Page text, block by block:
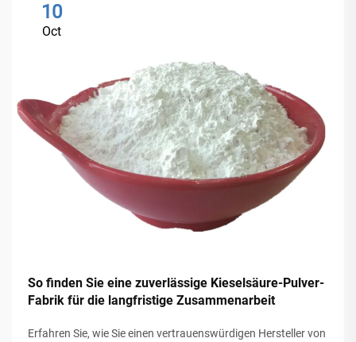
10
Oct
So finden Sie eine zuverlässige Kieselsäure-Pulver-
Fabrik für die langfristige Zusammenarbeit
Erfahren Sie, wie Sie einen vertrauenswürdigen Hersteller von